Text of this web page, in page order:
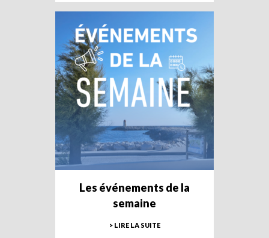
Les événements de la
semaine
> LIRE LA SUITE